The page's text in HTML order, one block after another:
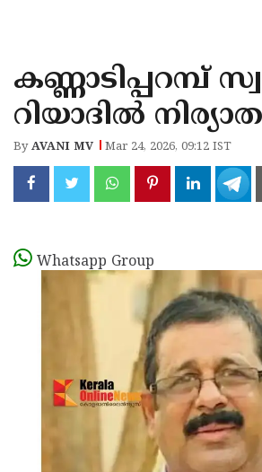
KANNUR
KASARAGOD
കണ്ണാടിപ്പറമ്പ്
റിയാദിൽ
ByAVANI MV Mar 24, 2026, 09:12 IST
Whatsapp Group